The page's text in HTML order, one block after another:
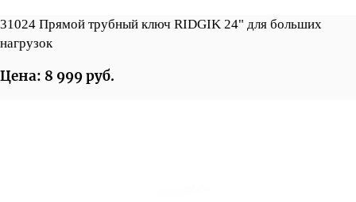
31024 Прямой трубный ключ RIDGIK 24" для больших
нагрузок
Цена: 8 999 руб.